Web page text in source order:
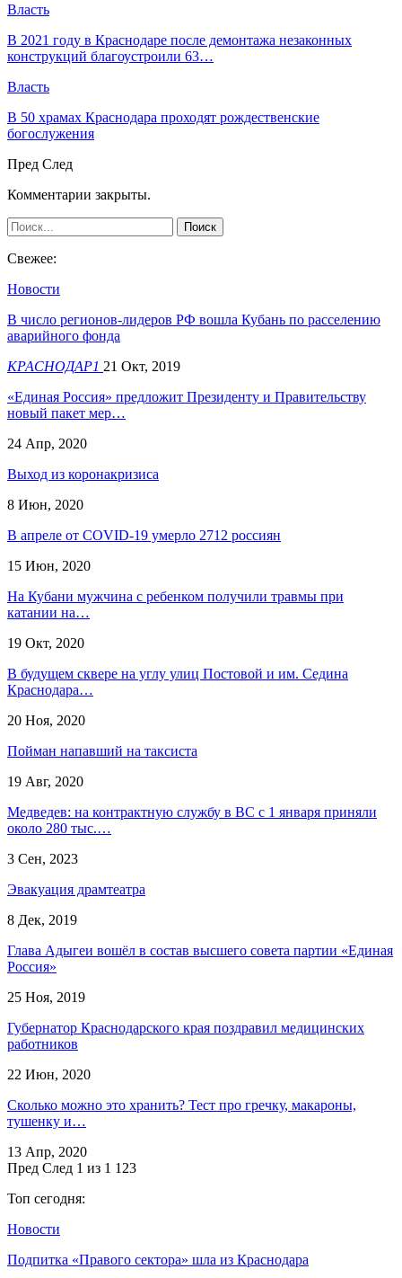
Власть
В 2021 году в Краснодаре после демонтажа незаконных
конструкций благоустроили 63…
Власть
В 50 храмах Краснодара проходят рождественские
богослужения
Пред След
Комментарии закрыты.
Свежее:
Новости
В число регионов-лидеров РФ вошла Кубань по расселению
аварийного фонда
КРАСНОДАР1 21 Окт, 2019
«Единая Россия» предложит Президенту и Правительству
новый пакет мер…
24 Апр, 2020
Выход из коронакризиса
8 Июн, 2020
В апреле от COVID-19 умерло 2712 россиян
15 Июн, 2020
На Кубани мужчина с ребенком получили травмы при
катании на…
19 Окт, 2020
В будущем сквере на углу улиц Постовой и им. Седина
Краснодара…
20 Ноя, 2020
Пойман напавший на таксиста
19 Авг, 2020
Медведев: на контрактную службу в ВС с 1 января приняли
около 280 тыс.…
3 Сен, 2023
Эвакуация драмтеатра
8 Дек, 2019
Глава Адыгеи вошёл в состав высшего совета партии «Единая
Россия»
25 Ноя, 2019
Губернатор Краснодарского края поздравил медицинских
работников
22 Июн, 2020
Сколько можно это хранить? Тест про гречку, макароны,
тушенку и…
13 Апр, 2020
Пред След 1 из 1 123
Топ сегодня:
Новости
Подпитка «Правого сектора» шла из Краснодара